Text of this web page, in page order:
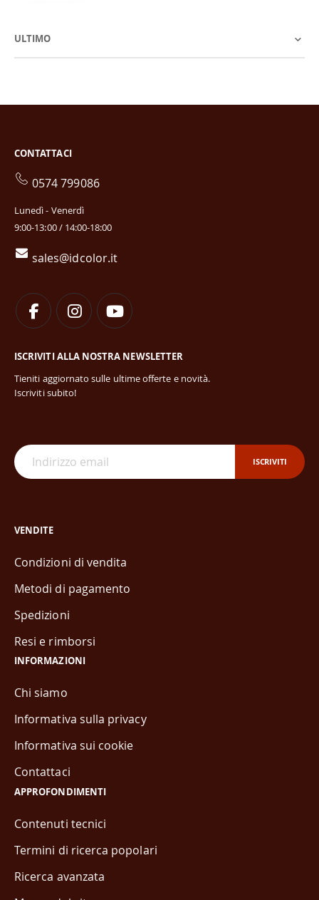
ULTIMO
CONTATTACI
0574 799086
Lunedì - Venerdì
9:00-13:00 / 14:00-18:00
sales@idcolor.it
ISCRIVITI ALLA NOSTRA NEWSLETTER
Tieniti aggiornato sulle ultime offerte e novità.
Iscriviti subito!
ISCRIVITI
VENDITE
Condizioni di vendita
Metodi di pagamento
Spedizioni
Resi e rimborsi
INFORMAZIONI
Chi siamo
Informativa sulla privacy
Informativa sui cookie
Contattaci
APPROFONDIMENTI
Contenuti tecnici
Termini di ricerca popolari
Ricerca avanzata